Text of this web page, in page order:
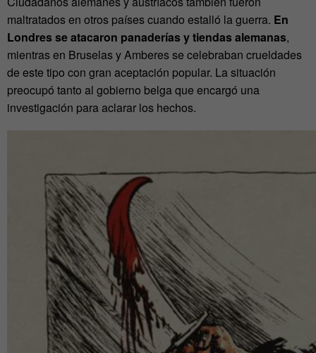
maltratados en otros países cuando estalló la guerra. En
Londres se atacaron panaderías y tiendas alemanas,
mientras en Bruselas y Amberes se celebraban crueldades
de este tipo con gran aceptación popular. La situación
preocupó tanto al gobierno belga que encargó una
investigación para aclarar los hechos.